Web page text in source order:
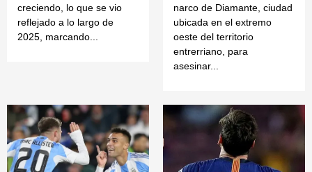
creciendo, lo que se vio
reflejado a lo largo de
2025, marcando...
narco de Diamante, ciudad
ubicada en el extremo
oeste del territorio
entrerriano, para
asesinar...